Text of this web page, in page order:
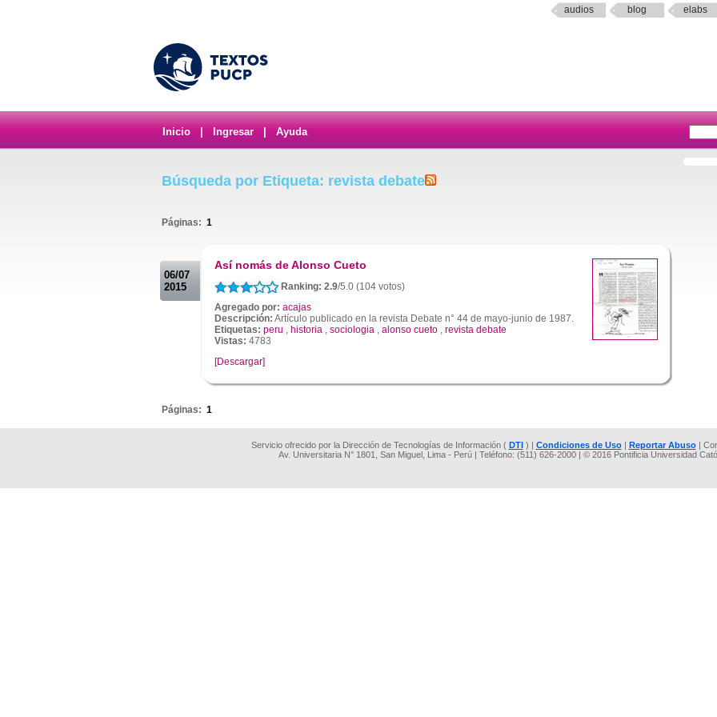
audios blog elabs
Inicio Ingresar Ayuda
Búsqueda por Etiqueta: revista debate
Páginas: 1
06/07
2015
Así nomás de Alonso Cueto
Ranking: 2.9/5.0 (104 votos)
Agregado por: acajas
Descripción: Artículo publicado en la revista Debate n° 44 de mayo-junio de 1987.
Etiquetas: peru , historia , sociologia , alonso cueto , revista debate
Vistas: 4783
[Descargar]
Páginas: 1
Servicio ofrecido por la Dirección de Tecnologías de Información ( DTI) | Condiciones de Uso| Reportar Abuso|
Av. Universitaria N° 1801, San Miguel, Lima - Perú | Teléfono: (511) 626-2000 | © 2016 Pontificia Universidad